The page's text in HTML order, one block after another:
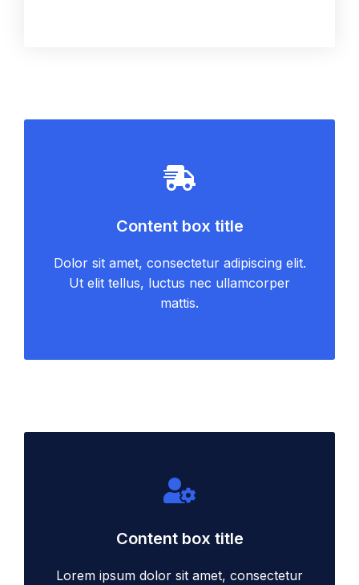
Content box title
Dolor sit amet, consectetur adipiscing elit.
Ut elit tellus, luctus nec ullamcorper
mattis.
Content box title
Lorem ipsum dolor sit amet, consectetur